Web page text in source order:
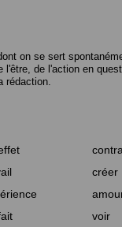
on se sert
de l'action en
rédaction.
créer
voir